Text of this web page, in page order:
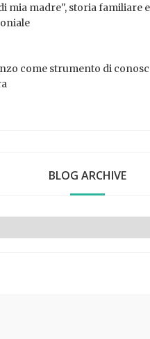
mia madre", storia familiare
come strumento di
BLOG ARCHIVE